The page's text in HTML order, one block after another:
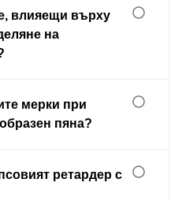
влияещи върху
на
мерки при
пяна?
ретардер с